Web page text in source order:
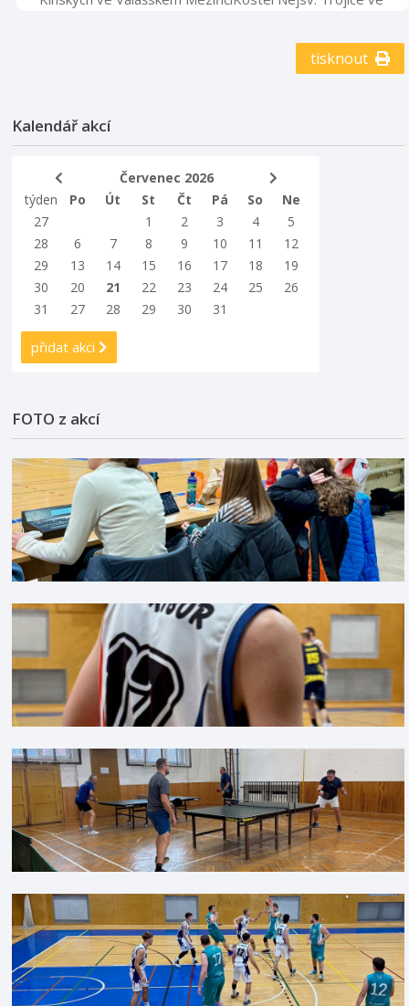
@muzeumregionuvalasskoPodrobnosti zde (QR kód na
tisknout
Kalendář akcí
Červenec 2026
týden
Po Út St Čt Pá So
Ne
27
1 2 3 4
5
28
6 7 8 9 10 11
12
29
13 14 15 16 17 18
19
30
20 21 22 23 24 25
26
31
27 28 29 30 31
přidat akci
FOTO z akcí